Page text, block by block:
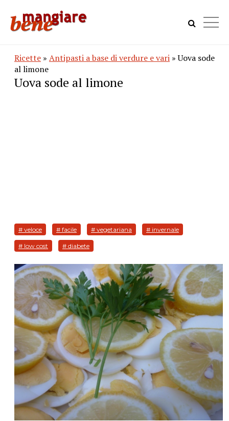
Ricette » Antipasti a base di verdure e vari » Uova sode
al limone
Uova sode al limone
# veloce # facile # vegetariana # invernale
# low cost # diabete